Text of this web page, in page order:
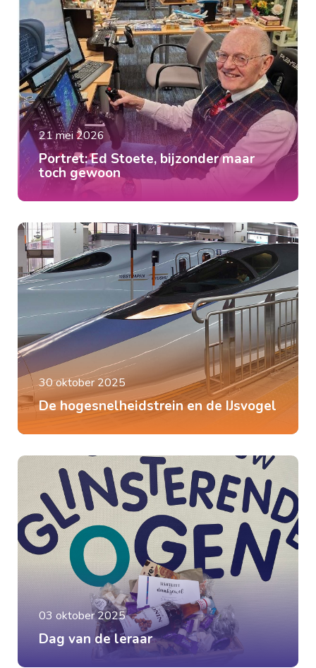
21 mei 2026
Portret: Ed Stoete, bijzonder maar
toch gewoon
30 oktober 2025
De hogesnelheidstrein en de IJsvogel
03 oktober 2025
Dag van de leraar